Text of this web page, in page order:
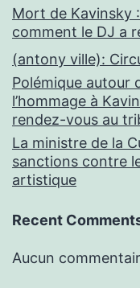
Mort de Kavinsky
comment le DJ a
(antony ville):
Polémique autour
l’hommage à
rendez-vous au
La ministre de la
sanctions contre
artistique
Recent
Aucun